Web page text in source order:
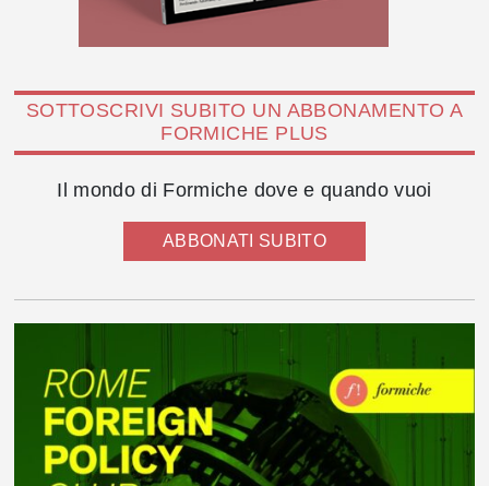
SOTTOSCRIVI SUBITO UN ABBONAMENTO A
FORMICHE PLUS
Il mondo di Formiche dove e quando vuoi
ABBONATI SUBITO